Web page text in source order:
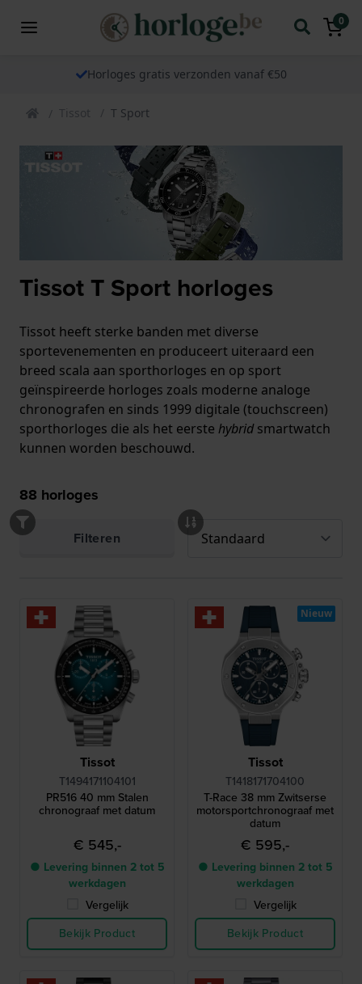
0
Horloges gratis verzonden vanaf €50
Tissot T Sport
Tissot T Sport horloges
Tissot heeft sterke banden met diverse
sportevenementen en produceert uiteraard een
breed scala aan sporthorloges en op sport
geïnspireerde horloges zoals moderne analoge
chronografen en sinds 1999 digitale (touchscreen)
sporthorloges die als het eerste hybridsmartwatch
kunnen worden beschouwd.
88 horloges
Filteren
Tissot
T1494171104101
PR516 40 mm Stalen
chronograaf met datum
€ 545,-
● Levering binnen 2 tot 5
werkdagen
Vergelijk
Bekijk Product
Tissot
T1418171704100
T-Race 38 mm Zwitserse
motorsportchronograaf met
datum
€ 595,-
● Levering binnen 2 tot 5
werkdagen
Vergelijk
Bekijk Product
Nieuw